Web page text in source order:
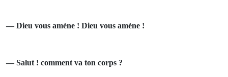
— Dieu vous amène ! Dieu vous amène !
— Salut ! comment va ton corps ?